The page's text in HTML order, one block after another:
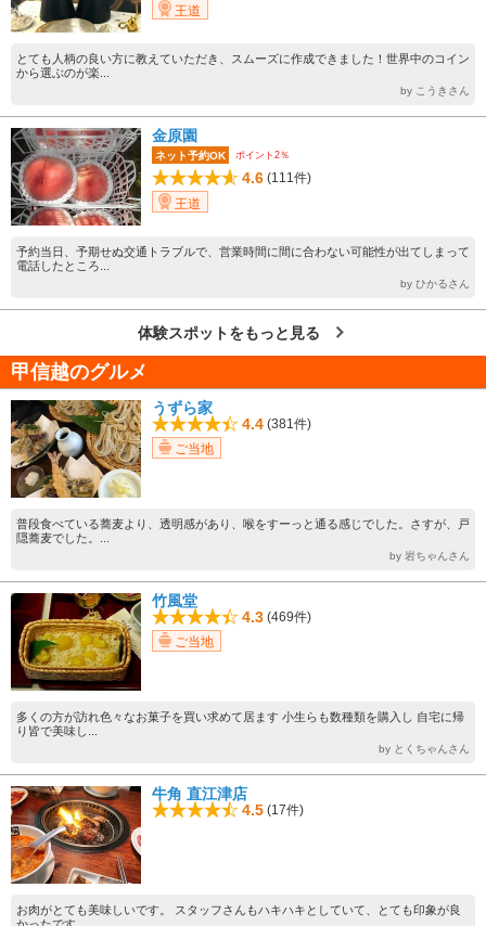
王道
とても人柄の良い方に教えていただき、スムーズに作成できました！世界中のコイン
から選ぶのが楽...
by こうきさん
金原園
ネット予約OK ポイント2％
4.6 (111件)
王道
予約当日、予期せぬ交通トラブルで、営業時間に間に合わない可能性が出てしまって
電話したところ...
by ひかるさん
体験スポットをもっと見る
甲信越のグルメ
うずら家
4.4 (381件)
ご当地
普段食べている蕎麦より、透明感があり、喉をすーっと通る感じでした。さすが、戸
隠蕎麦でした。...
by 岩ちゃんさん
竹風堂
4.3 (469件)
ご当地
多くの方が訪れ色々なお菓子を買い求めて居ます 小生らも数種類を購入し 自宅に帰
り皆で美味し...
by とくちゃんさん
牛角 直江津店
4.5 (17件)
お肉がとても美味しいです。 スタッフさんもハキハキとしていて、とても印象が良